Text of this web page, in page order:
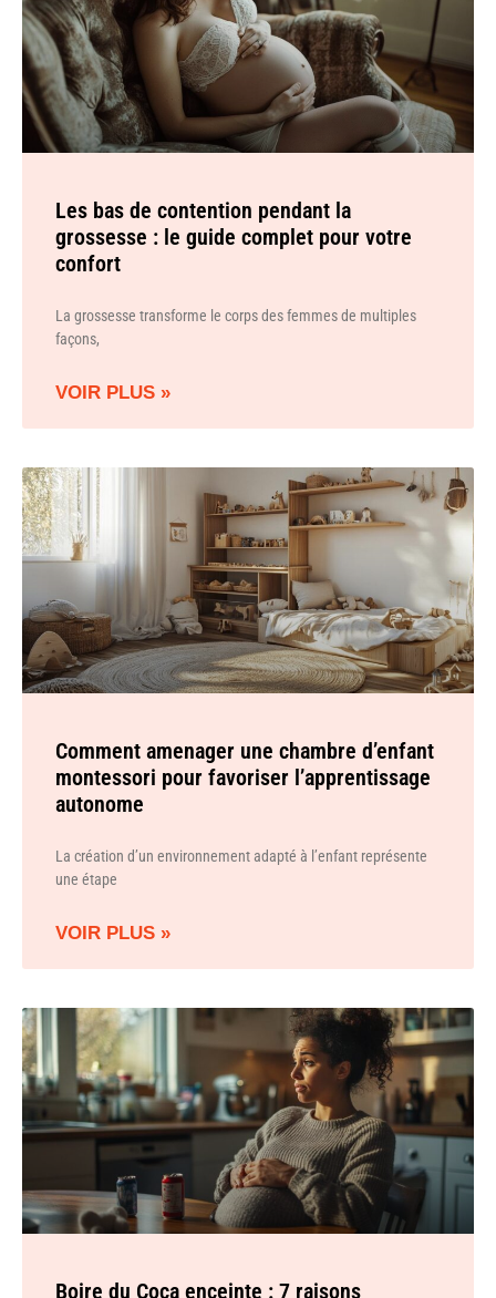
Les bas de contention pendant la
grossesse : le guide complet pour votre
confort
La grossesse transforme le corps des femmes de multiples
façons,
VOIR PLUS »
Comment amenager une chambre d’enfant
montessori pour favoriser l’apprentissage
autonome
La création d’un environnement adapté à l’enfant représente
une étape
VOIR PLUS »
Boire du Coca enceinte : 7 raisons